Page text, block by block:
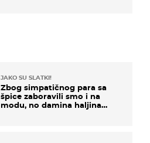
JAKO SU SLATKI!
Zbog simpatičnog para sa
špice zaboravili smo i na
modu, no damina haljina